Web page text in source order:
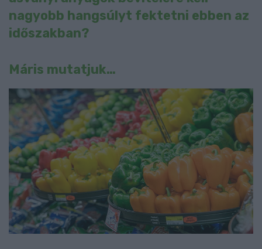
nagyobb hangsúlyt fektetni ebben az
időszakban?
Máris mutatjuk…